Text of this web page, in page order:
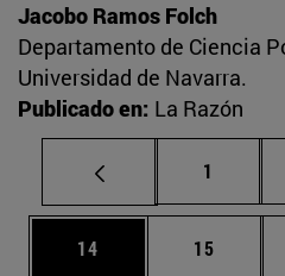
Jacobo Ramos Folch
Departamento de Ciencia
Universidad de Navarra.
Publicado en: La Razón
Página
1
Página
14 Página
15